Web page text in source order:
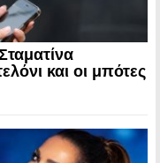
και οι μπότες